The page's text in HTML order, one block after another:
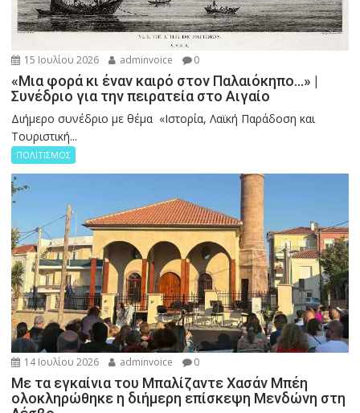
15 Ιουλίου 2026 adminvoice 0
«Μια φορά κι έναν καιρό στον Παλαιόκηπο…» |
Συνέδριο για την πειρατεία στο Αιγαίο
Διήμερο συνέδριο με θέμα «Ιστορία, Λαϊκή Παράδοση και
Τουριστική...
ΠΟΛΙΤΙΣΜΟΣ
14 Ιουλίου 2026 adminvoice 0
Με τα εγκαίνια του Μπαλίζαντε Χασάν Μπέη
ολοκληρώθηκε η διήμερη επίσκεψη Μενδώνη στη